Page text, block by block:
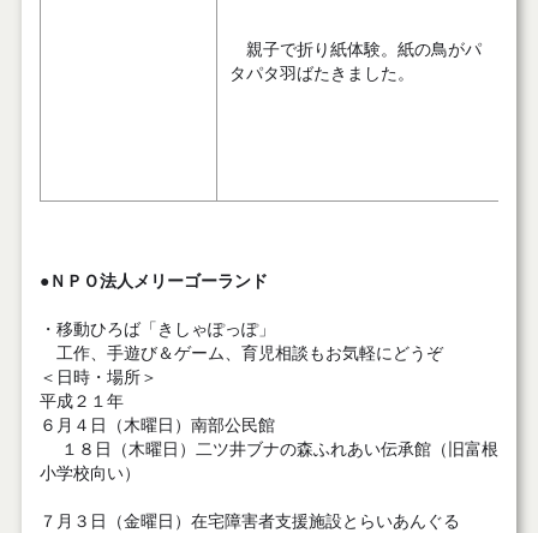
親子で折り紙体験。紙の鳥がパ
タパタ羽ばたきました。
●ＮＰＯ法人メリーゴーランド
・移動ひろば「きしゃぽっぽ」
工作、手遊び＆ゲーム、育児相談もお気軽にどうぞ
＜日時・場所＞
平成２１年
６月４日（木曜日）南部公民館
１８日（木曜日）二ツ井ブナの森ふれあい伝承館（旧富根
小学校向い）
７月３日（金曜日）在宅障害者支援施設とらいあんぐる